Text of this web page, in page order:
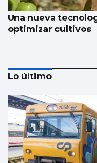
Una nueva
optimizar cultivos
Lo último